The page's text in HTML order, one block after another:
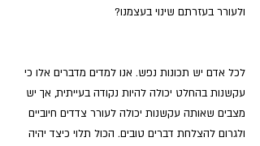
ולעורר בעזרתם שינוי בעצמנו?
לכל אדם יש תכונות נפש. אנו למדים מדברים אלו כי
עקשנות בהחלט יכולה להיות נקודה בעייתית, אך יש
מצבים שאותה עקשנות יכולה לעורר צדדים חיוביים
ולגרום להצלחת דברים טובים. הכול תלוי כיצד יהיה